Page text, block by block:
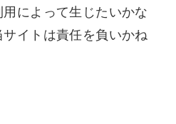
によって生じたいかな
イトは責任を負いかね